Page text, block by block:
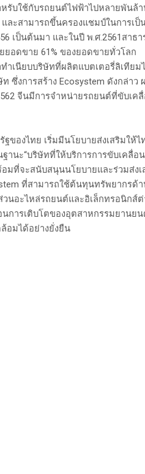
รับใช้กับรถยนต์ไฟฟ้าไปหลายพันล้
ละสามารถขึ้นครองแชมป์ในการเ
เป็นต้นมา และในปี พ.ศ.2561สา
ยอดขาย 61% ของยอดขายทั่วโลก
ยบบริษัทที่ผลิตแบตเตอรี่ลิเทียมไ
ซึ่งการสร้าง Ecosystem ดังกล่า
จีนมีการจำหน่ายรถยนต์ที่ขับเค
ไทย เริ่มมีนโยบายส่งเสริมให้ไ
านะ“บริษัทที่ให้บริการการขับเคลื่อ
อมที่จะสนับสนุนนโยบายและร่วมส่
ที่สามารถใช้ต้นทุนทรัพยากร
นอะไหล่รถยนต์และอิเล็กทรอนิกส์
การเติบโตของอุตสาหกรรมยานย
อมได้อย่างยั่งยืน